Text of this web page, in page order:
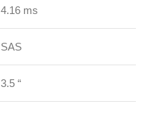
4.16 ms
SAS
3.5 “